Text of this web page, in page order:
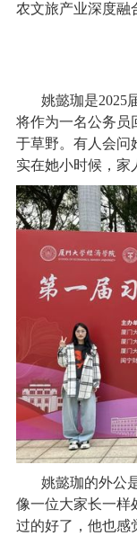
农文旅产业深度融
姚懿珈是2025
将作为一名公务员
于草野。有人会问
实在她小时候，家
姚懿珈的外公
像一位大家长一样
过的好了，他也感